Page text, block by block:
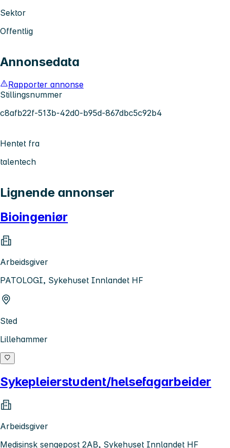
Sektor
Offentlig
Annonsedata
Rapporter annonse
Stillingsnummer
c8afb22f-513b-42d0-b95d-867dbc5c92b4
Hentet fra
talentech
Lignende annonser
Bioingeniør
Arbeidsgiver
PATOLOGI, Sykehuset Innlandet HF
Sted
Lillehammer
Sykepleierstudent/helsefagarbeider
Arbeidsgiver
Medisinsk sengepost 2AB, Sykehuset Innlandet HF